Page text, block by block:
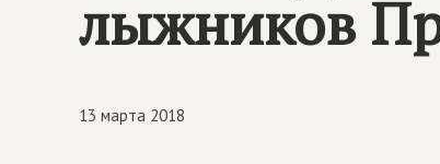
лыжников
13 марта 2018